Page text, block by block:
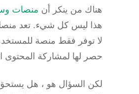
هناك من ينكر أن منصات
هذا ليس كل شيء. تعد
لا توفر فقط منصة
حصر لها لمشاركة المحتوى
لكن السؤال هو ، هل يستحق